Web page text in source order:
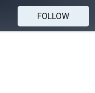
FOLLOW